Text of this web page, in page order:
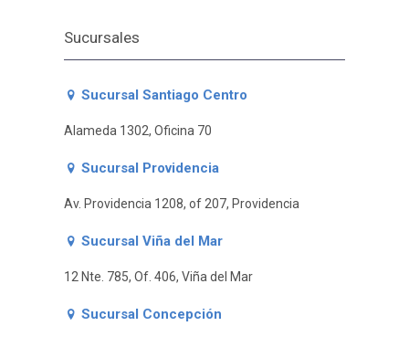
Sucursales
Sucursal Santiago Centro
Alameda 1302, Oficina 70
Sucursal Providencia
Av. Providencia 1208, of 207, Providencia
Sucursal Viña del Mar
12 Nte. 785, Of. 406, Viña del Mar
Sucursal Concepción